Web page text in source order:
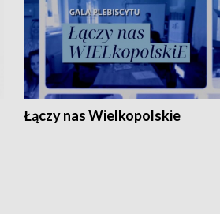
Łączy nas Wielkopolskie